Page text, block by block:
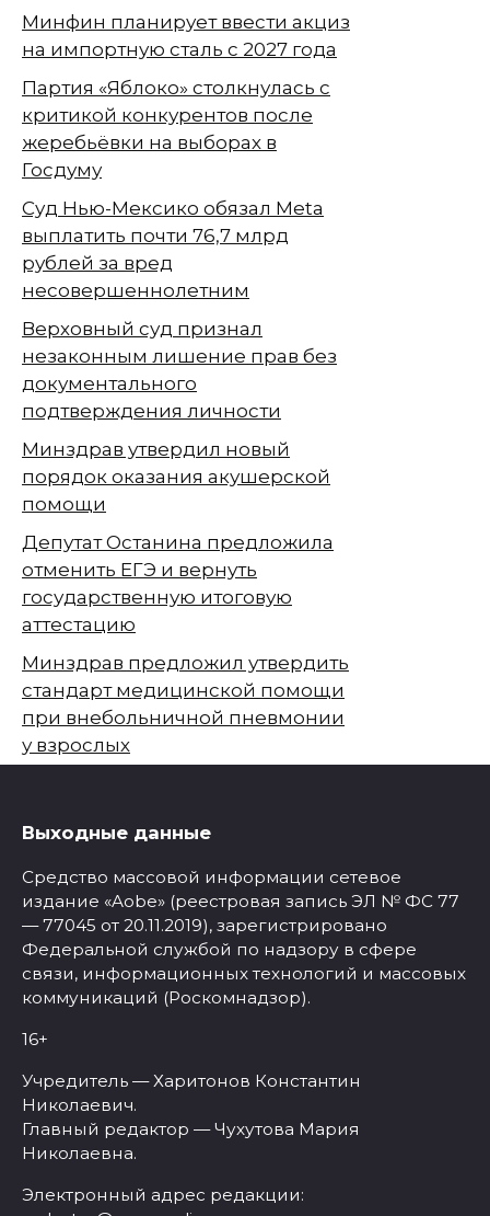
Минфин планирует ввести акциз
на импортную сталь с 2027 года
Партия «Яблоко» столкнулась с
критикой конкурентов после
жеребьёвки на выборах в
Госдуму
Суд Нью-Мексико обязал Meta
выплатить почти 76,7 млрд
рублей за вред
несовершеннолетним
Верховный суд признал
незаконным лишение прав без
документального
подтверждения личности
Минздрав утвердил новый
порядок оказания акушерской
помощи
Депутат Останина предложила
отменить ЕГЭ и вернуть
государственную итоговую
аттестацию
Минздрав предложил утвердить
стандарт медицинской помощи
при внебольничной пневмонии
у взрослых
Выходные данные
Средство массовой информации сетевое
издание «Aobe» (реестровая запись ЭЛ № ФС 77
— 77045 от 20.11.2019), зарегистрировано
Федеральной службой по надзору в сфере
связи, информационных технологий и массовых
коммуникаций (Роскомнадзор).
16+
Учредитель — Харитонов Константин
Николаевич.
Главный редактор — Чухутова Мария
Николаевна.
Электронный адрес редакции: